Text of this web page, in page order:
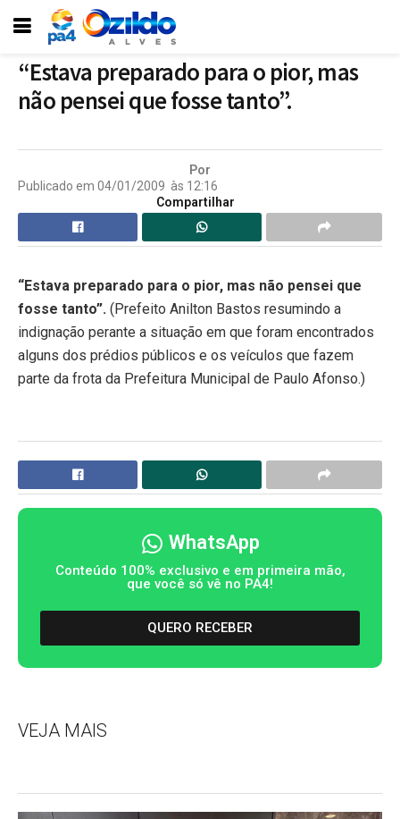
“Estava preparado para o pior, mas
não pensei que fosse tanto”.
Por
Publicado em 04/01/2009 às 12:16
Compartilhar
“Estava preparado para o pior, mas não pensei que
fosse tanto”. (Prefeito Anilton Bastos resumindo a
indignação perante a situação em que foram encontrados
alguns dos prédios públicos e os veículos que fazem
parte da frota da Prefeitura Municipal de Paulo Afonso.)
WhatsApp
Conteúdo 100% exclusivo e em primeira mão,
que você só vê no PA4!
QUERO RECEBER
VEJA MAIS